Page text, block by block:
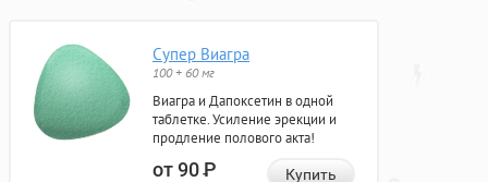
Супер Виагра
100 + 60 мг
Виагра и Дапоксетин в одной
таблетке. Усиление эрекции и
продление полового акта!
от 90Р Купить